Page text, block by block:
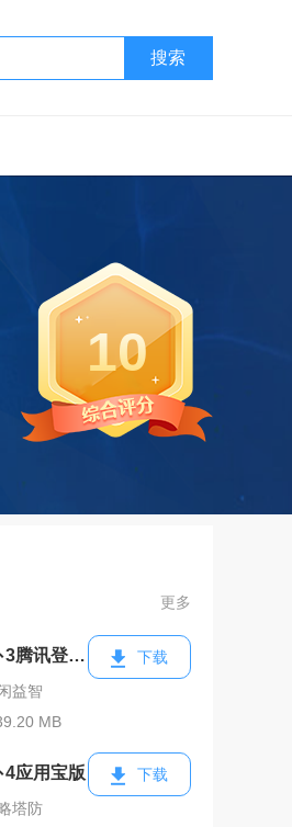
搜索
10
更多
保卫萝卜3腾讯登录版
益智
MB
下载
4应用宝版
塔防
下载